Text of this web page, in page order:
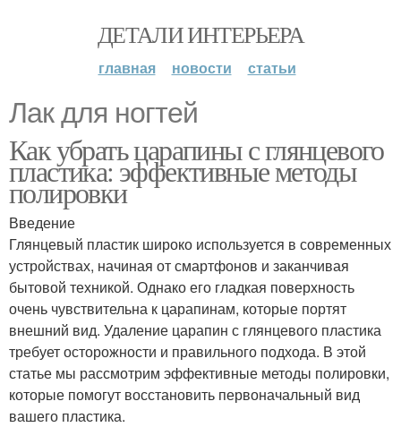
ДЕТАЛИ ИНТЕРЬЕРА
главная новости статьи
Лак для ногтей
Как убрать царапины с глянцевого
пластика: эффективные методы
полировки
Введение
Глянцевый пластик широко используется в современных
устройствах, начиная от смартфонов и заканчивая
бытовой техникой. Однако его гладкая поверхность
очень чувствительна к царапинам, которые портят
внешний вид. Удаление царапин с глянцевого пластика
требует осторожности и правильного подхода. В этой
статье мы рассмотрим эффективные методы полировки,
которые помогут восстановить первоначальный вид
вашего пластика.